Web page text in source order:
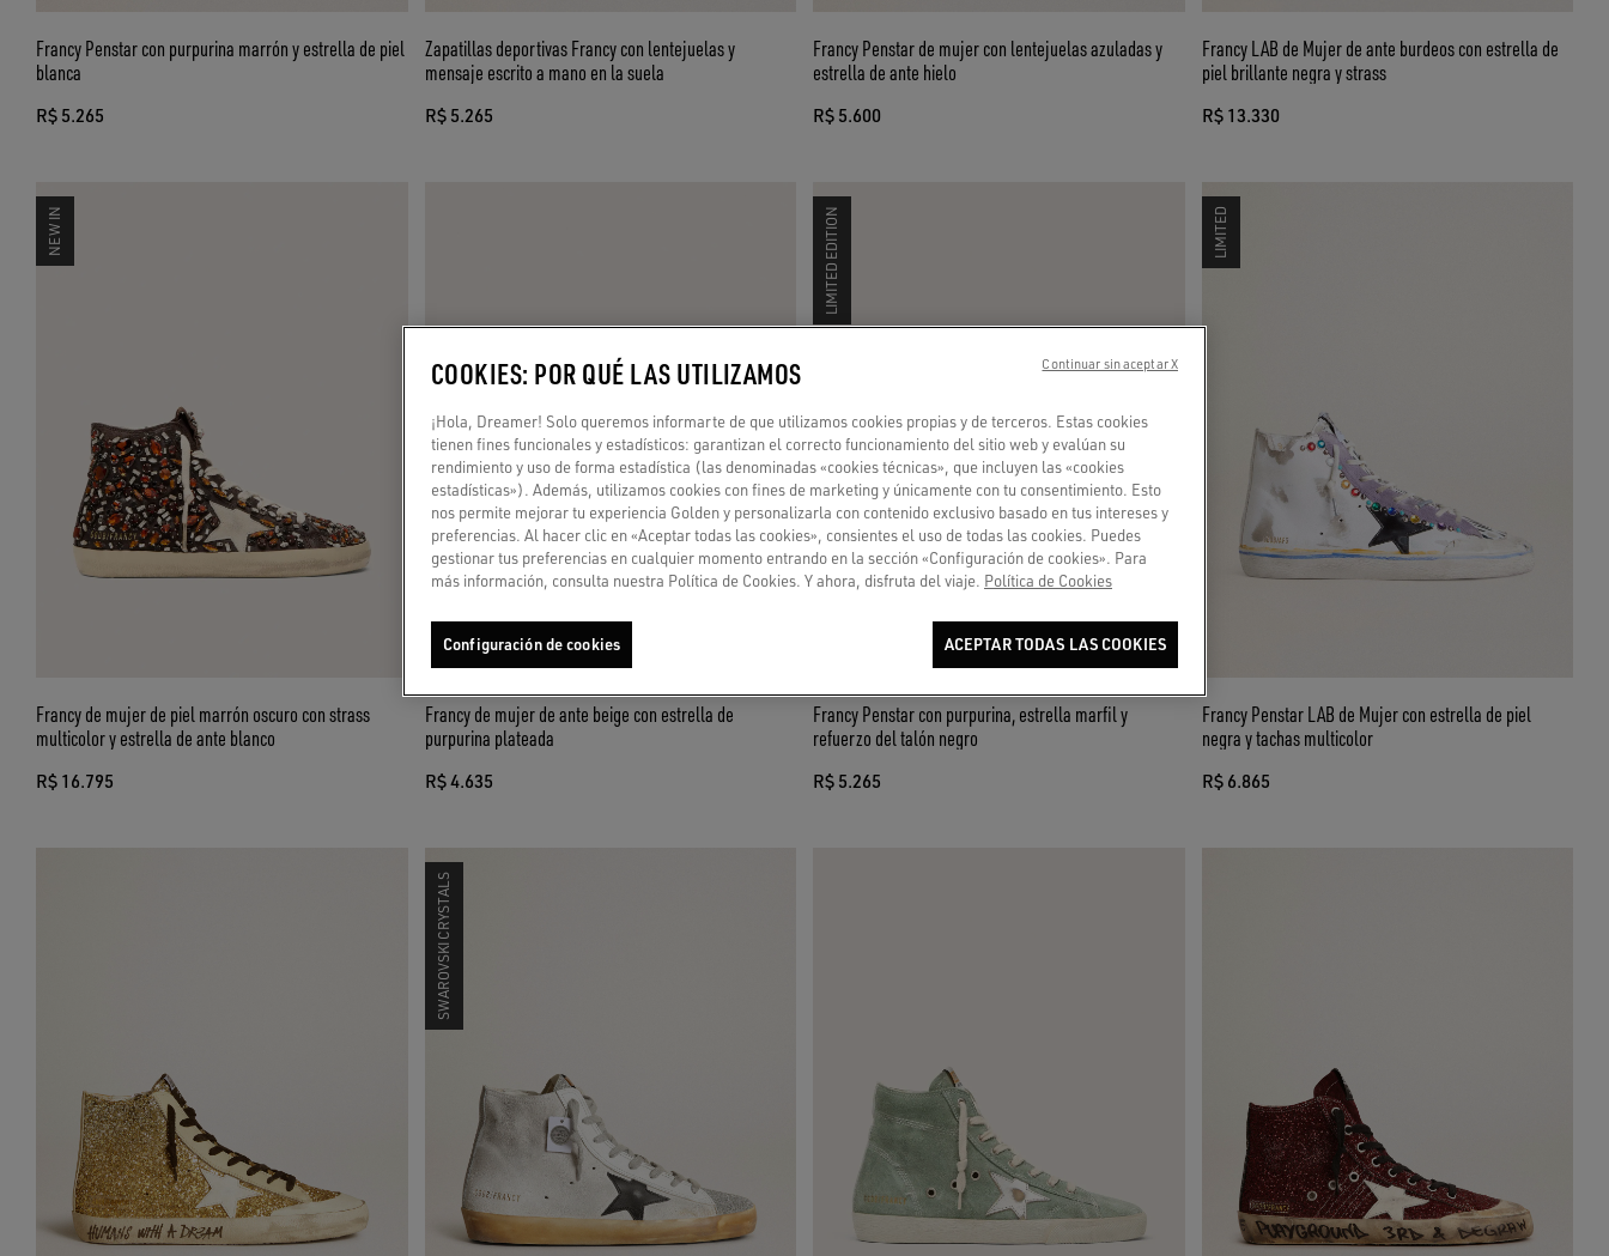
Francy Penstar con purpurina marrón y estrella de piel
blanca
R$ 5.265
Zapatillas deportivas Francy con lentejuelas y
mensaje escrito a mano en la suela
R$ 5.265
Francy Penstar de mujer con lentejuelas azuladas y
estrella de ante hielo
R$ 5.600
Francy LAB de Mujer de ante burdeos con estrella de
piel brillante negra y strass
R$ 13.330
NEW IN
Francy de mujer de piel marrón oscuro con strass
multicolor y estrella de ante blanco
R$ 16.795
Francy de mujer de ante beige con estrella de
purpurina plateada
R$ 4.635
LIMITED EDITION
Francy Penstar con purpurina, estrella marfil y
refuerzo del talón negro
R$ 5.265
LIMITED
Francy Penstar LAB de Mujer con estrella de piel
negra y tachas multicolor
R$ 6.865
SWAROVSKI CRYSTALS
COOKIES: POR QUÉ LAS UTILIZAMOS
¡Hola, Dreamer! Solo queremos informarte de que utilizamos cookies propias y de terceros. Estas cookies
tienen fines funcionales y estadísticos: garantizan el correcto funcionamiento del sitio web y evalúan su
rendimiento y uso de forma estadística (las denominadas «cookies técnicas», que incluyen las «cookies
estadísticas»). Además, utilizamos cookies con fines de marketing y únicamente con tu consentimiento. Esto
nos permite mejorar tu experiencia Golden y personalizarla con contenido exclusivo basado en tus intereses y
preferencias. Al hacer clic en «Aceptar todas las cookies», consientes el uso de todas las cookies. Puedes
gestionar tus preferencias en cualquier momento entrando en la sección «Configuración de cookies». Para
más información, consulta nuestra Política de Cookies. Y ahora, disfruta del viaje. Política de Cookies
Configuración de cookies ACEPTAR TODAS LAS COOKIES
Continuar sin aceptar X